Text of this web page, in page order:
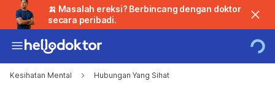
🍌 Masalah ereksi? Berbincang dengan doktor
secara peribadi.
Kesihatan Mental Hubungan Yang Sihat